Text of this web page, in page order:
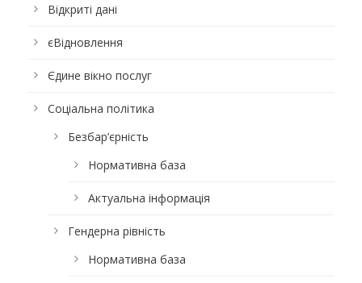
Відкриті дані
єВідновлення
Єдине вікно послуг
Соціальна політика
Безбар’єрність
Нормативна база
Актуальна інформація
Гендерна рівність
Нормативна база